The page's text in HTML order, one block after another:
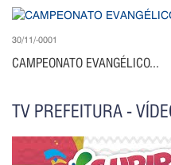
30/11/-0001
CAMPEONATO EVANGÉLICO...
TV PREFEITURA -